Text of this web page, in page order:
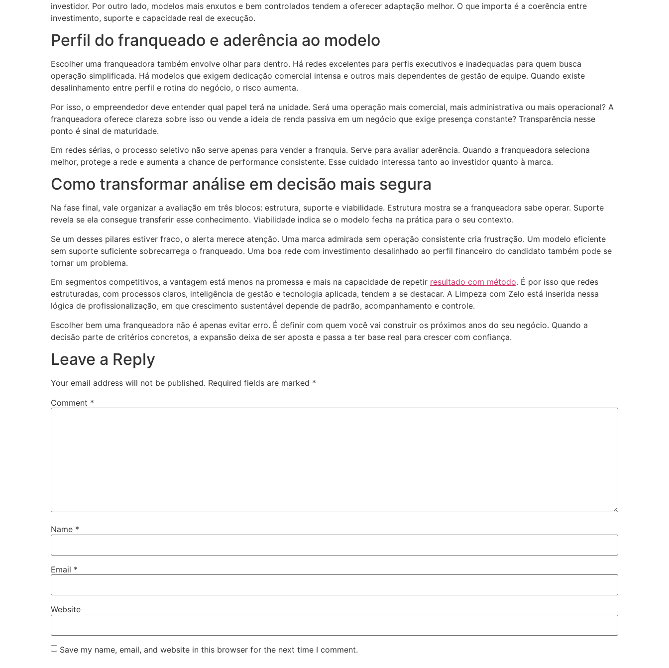
investidor. Por outro lado, modelos mais enxutos e bem controlados tendem a oferecer adaptação melhor. O que importa é a coerência entre
investimento, suporte e capacidade real de execução.
Perfil do franqueado e aderência ao modelo
Escolher uma franqueadora também envolve olhar para dentro. Há redes excelentes para perfis executivos e inadequadas para quem busca
operação simplificada. Há modelos que exigem dedicação comercial intensa e outros mais dependentes de gestão de equipe. Quando existe
desalinhamento entre perfil e rotina do negócio, o risco aumenta.
Por isso, o empreendedor deve entender qual papel terá na unidade. Será uma operação mais comercial, mais administrativa ou mais operacional? A
franqueadora oferece clareza sobre isso ou vende a ideia de renda passiva em um negócio que exige presença constante? Transparência nesse
ponto é sinal de maturidade.
Em redes sérias, o processo seletivo não serve apenas para vender a franquia. Serve para avaliar aderência. Quando a franqueadora seleciona
melhor, protege a rede e aumenta a chance de performance consistente. Esse cuidado interessa tanto ao investidor quanto à marca.
Como transformar análise em decisão mais segura
Na fase final, vale organizar a avaliação em três blocos: estrutura, suporte e viabilidade. Estrutura mostra se a franqueadora sabe operar. Suporte
revela se ela consegue transferir esse conhecimento. Viabilidade indica se o modelo fecha na prática para o seu contexto.
Se um desses pilares estiver fraco, o alerta merece atenção. Uma marca admirada sem operação consistente cria frustração. Um modelo eficiente
sem suporte suficiente sobrecarrega o franqueado. Uma boa rede com investimento desalinhado ao perfil financeiro do candidato também pode se
tornar um problema.
Em segmentos competitivos, a vantagem está menos na promessa e mais na capacidade de repetir resultado com método. É por isso que redes
estruturadas, com processos claros, inteligência de gestão e tecnologia aplicada, tendem a se destacar. A Limpeza com Zelo está inserida nessa
lógica de profissionalização, em que crescimento sustentável depende de padrão, acompanhamento e controle.
Escolher bem uma franqueadora não é apenas evitar erro. É definir com quem você vai construir os próximos anos do seu negócio. Quando a
decisão parte de critérios concretos, a expansão deixa de ser aposta e passa a ter base real para crescer com confiança.
Leave a Reply
Your email address will not be published. Required fields are marked *
Comment *
Name *
Email *
Website
Save my name, email, and website in this browser for the next time I comment.